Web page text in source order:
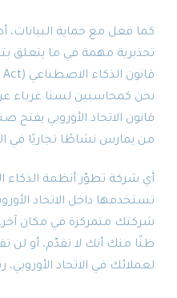
🇸🇦 عروض توضيحية
كما فعل مع حماية البيانات،
تحذيرية مهمة في ما يتعلق
نحن كمحاسبين لسنا غرباء
قانون الاتحاد الأوروبي
من يمارس نشاطًا تجاريًا في
أي شركة تطوّر أنظمة الذكاء
تستخدمها داخل الاتحاد
شركتك متمركزة في مكان
ظنًا منك أنك لا تقدّم، أو لن
لعملائك في الاتحاد